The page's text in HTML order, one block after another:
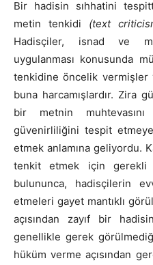
Bir hadisin sıhhatini
metin tenkidi (text
Hadisçiler, isnad ve
uygulanması konusunda
tenkidine öncelik
buna harcamışlardır. Zira
bir metnin
güvenirliliğini tespit
etmek anlamına geliyordu.
tenkit etmek için gerekli
bulununca, hadisçilerin
etmeleri gayet mantıklı
açısından zayıf bir
genellikle gerek
hüküm verme açısından